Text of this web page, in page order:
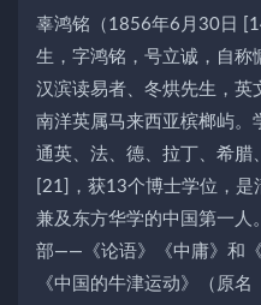
辜鸿铭（1856年6月30日
生，字鸿铭，号立诚，自称
汉滨读易者、冬烘先生，
南洋英属马来西亚槟榔屿。
通英、法、德、拉丁、希腊
[21]，获13个博士学位，是
兼及东方华学的中国第一人
部——《论语》《中庸》和
《中国的牛津运动》（原